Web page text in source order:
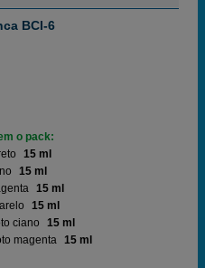
BCI-6
o pack:
15 ml
15 ml
15 ml
15 ml
ciano
15 ml
magenta 15 ml